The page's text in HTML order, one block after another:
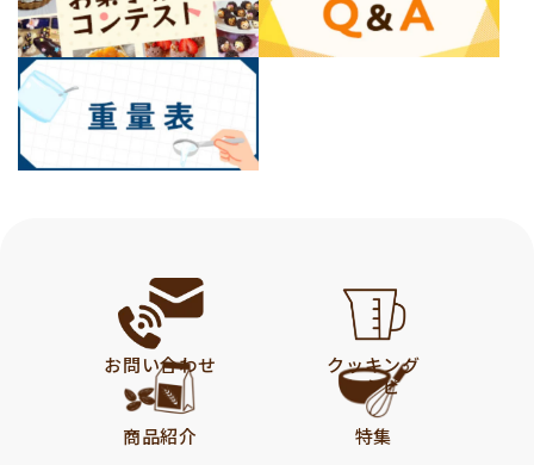
お問い合わせ
クッキング
レシピ
商品紹介
特集